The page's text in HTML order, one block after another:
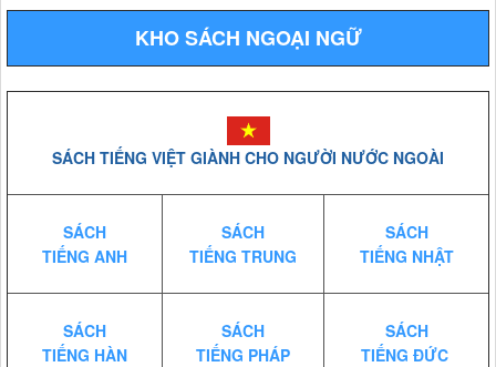
KHO SÁCH NGOẠI NGỮ
SÁCH TIẾNG VIỆT GIÀNH CHO NGƯỜI NƯỚC NGOÀI
SÁCH
TIẾNG ANH
SÁCH
TIẾNG TRUNG
SÁCH
TIẾNG NHẬT
SÁCH
TIẾNG HÀN
SÁCH
TIẾNG PHÁP
SÁCH
TIẾNG ĐỨC